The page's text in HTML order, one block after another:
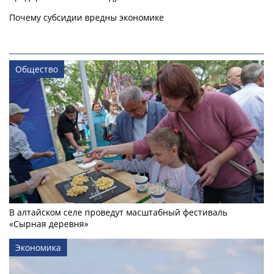
Почему субсидии вредны экономике
Общество
В алтайском селе проведут масштабный фестиваль
«Сырная деревня»
Экономика